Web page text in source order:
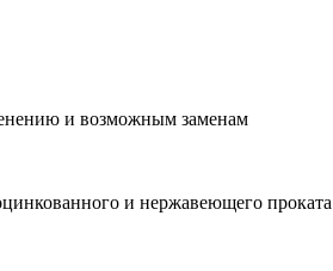
и возможным заменам
и нержавеющего проката